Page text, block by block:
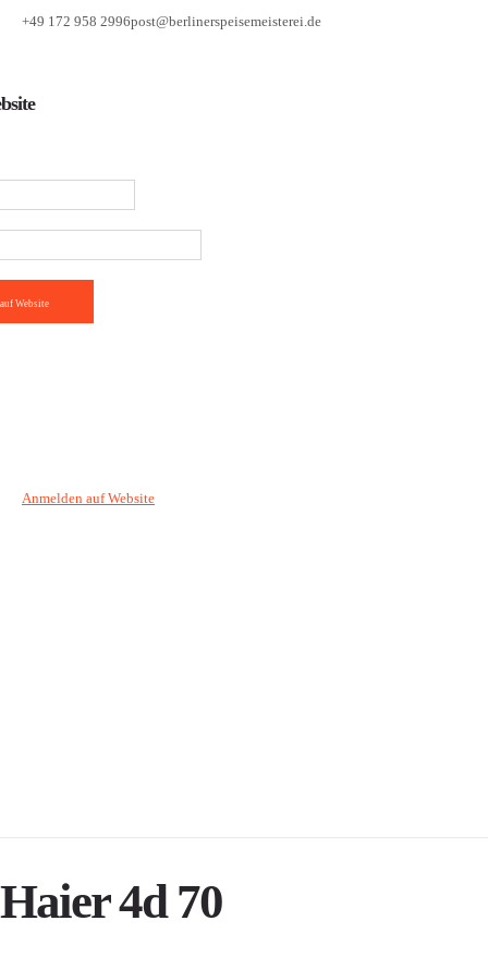
+49 172 958 2996post@berlinerspeisemeisterei.de
Website
Anmelden auf Website
Haier 4d 70